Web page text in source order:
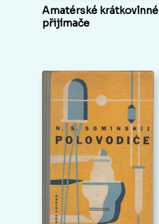
Amatérské krátkovlnné
přijímače